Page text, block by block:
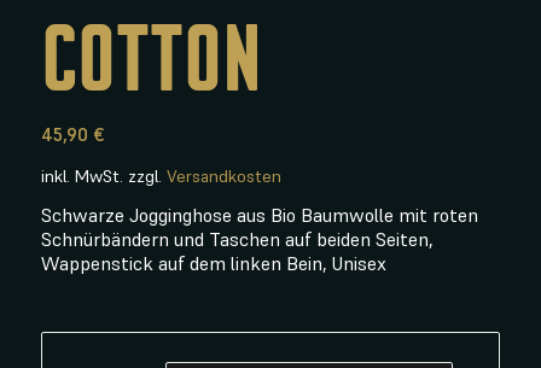
COTTON
45,90 €
inkl. MwSt. zzgl. Versandkosten
Schwarze Jogginghose aus Bio Baumwolle mit roten
Schnürbändern und Taschen auf beiden Seiten,
Wappenstick auf dem linken Bein, Unisex